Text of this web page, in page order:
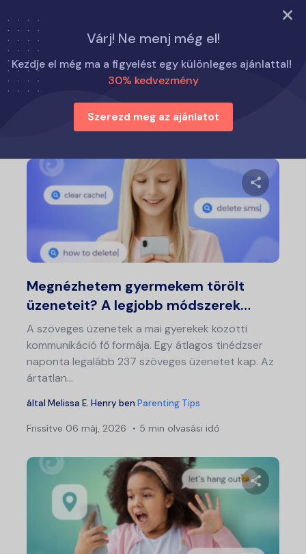
PRÓBÁLJA KI MOST
Várj! Ne menj még el!
Kezdje el még ma a figyelést egy különleges ajánlattal!
30% kedvezmény
Szerezd meg az ajánlatot
Otthon Szülői tippek
Szülői tippek
Ossza
Megnézhetem gyermekem törölt
üzeneteit? A legjobb módszerek…
A szöveges üzenetek a mai gyerekek közötti
kommunikáció fő formája. Egy átlagos tinédzser
naponta legalább 237 szöveges üzenetet kap. Az
ártatlan...
által Melissa E. Henry ben Parenting Tips
Frissítve 06 máj, 2026 5 min olvasási idő
Ossza